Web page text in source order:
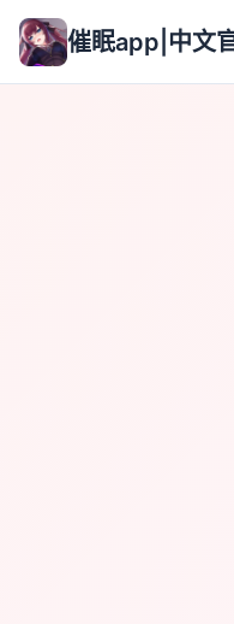
催眠app|中文